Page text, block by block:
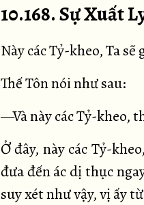
10.168. Sự Xuất
Này các Tỷ-kheo, Ta
Thế Tôn nói như sau:
—Và này các Tỷ-kheo,
Ở đây, này các Tỷ-
đưa đến ác dị thục
suy xét như vậy, vị ấy